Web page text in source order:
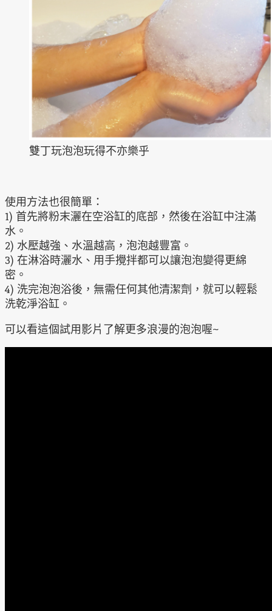
雙丁玩泡泡玩得不亦樂乎
使用方法也很簡單：
1) 首先將粉末灑在空浴缸的底部，然後在浴缸中注滿
水。
2) 水壓越強、水溫越高，泡泡越豐富。
3) 在淋浴時灑水、用手攪拌都可以讓泡泡變得更綿
密。
4) 洗完泡泡浴後，無需任何其他清潔劑，就可以輕鬆
洗乾淨浴缸。
可以看這個試用影片了解更多浪漫的泡泡喔~